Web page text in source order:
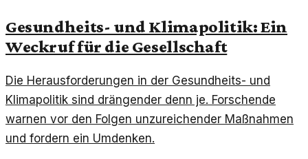
Gesundheits- und Klimapolitik: Ein
Weckruf für die Gesellschaft
Die Herausforderungen in der Gesundheits- und
Klimapolitik sind drängender denn je. Forschende
warnen vor den Folgen unzureichender Maßnahmen
und fordern ein Umdenken.